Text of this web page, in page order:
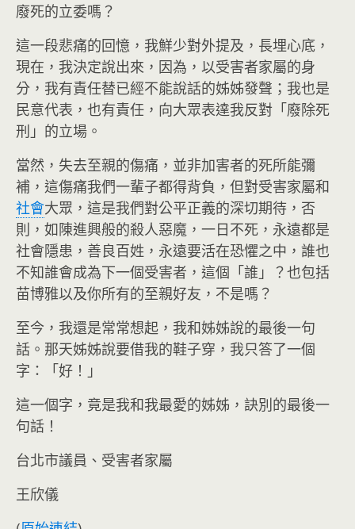
廢死的立委嗎？
這一段悲痛的回憶，我鮮少對外提及，長埋心底，
現在，我決定說出來，因為，以受害者家屬的身
分，我有責任替已經不能說話的姊姊發聲；我也是
民意代表，也有責任，向大眾表達我反對「廢除死
刑」的立場。
當然，失去至親的傷痛，並非加害者的死所能彌
補，這傷痛我們一輩子都得背負，但對受害家屬和
社會大眾，這是我們對公平正義的深切期待，否
則，如陳進興般的殺人惡魔，一日不死，永遠都是
社會隱患，善良百姓，永遠要活在恐懼之中，誰也
不知誰會成為下一個受害者，這個「誰」？也包括
苗博雅以及你所有的至親好友，不是嗎？
至今，我還是常常想起，我和姊姊說的最後一句
話。那天姊姊說要借我的鞋子穿，我只答了一個
字：「好！」
這一個字，竟是我和我最愛的姊姊，訣別的最後一
句話！
台北市議員、受害者家屬
王欣儀